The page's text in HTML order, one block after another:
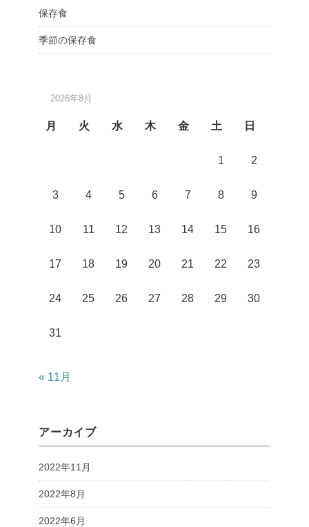
保存食
季節の保存食
2026年8月
月 火 水 木 金 土 日
1 2
3 4 5 6 7 8 9
10 11 12 13 14 15 16
17 18 19 20 21 22 23
24 25 26 27 28 29 30
31
« 11月
アーカイブ
2022年11月
2022年8月
2022年6月